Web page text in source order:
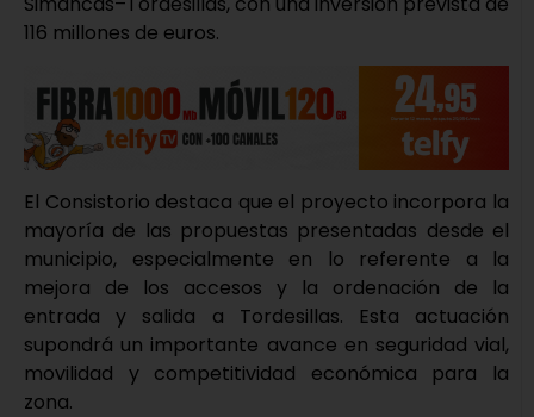
116 millones de euros.
El Consistorio destaca que el proyecto incorpora la
mayoría de las propuestas presentadas desde el
municipio, especialmente en lo referente a la
mejora de los accesos y la ordenación de la
entrada y salida a Tordesillas. Esta actuación
supondrá un importante avance en seguridad vial,
movilidad y competitividad económica para la
zona.